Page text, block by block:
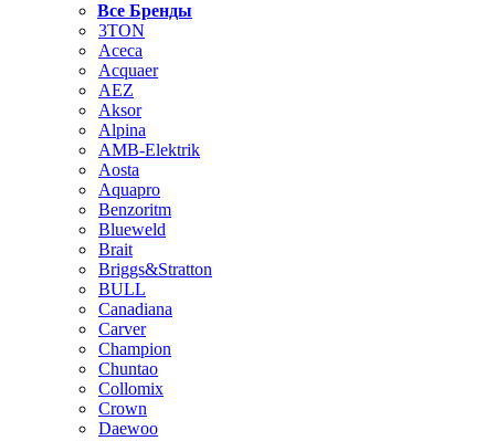
Все Бренды
3TON
Aceca
Acquaer
AEZ
Aksor
Alpina
AMB-Elektrik
Aosta
Aquapro
Benzoritm
Blueweld
Brait
Briggs&Stratton
BULL
Canadiana
Carver
Champion
Chuntao
Collomix
Crown
Daewoo